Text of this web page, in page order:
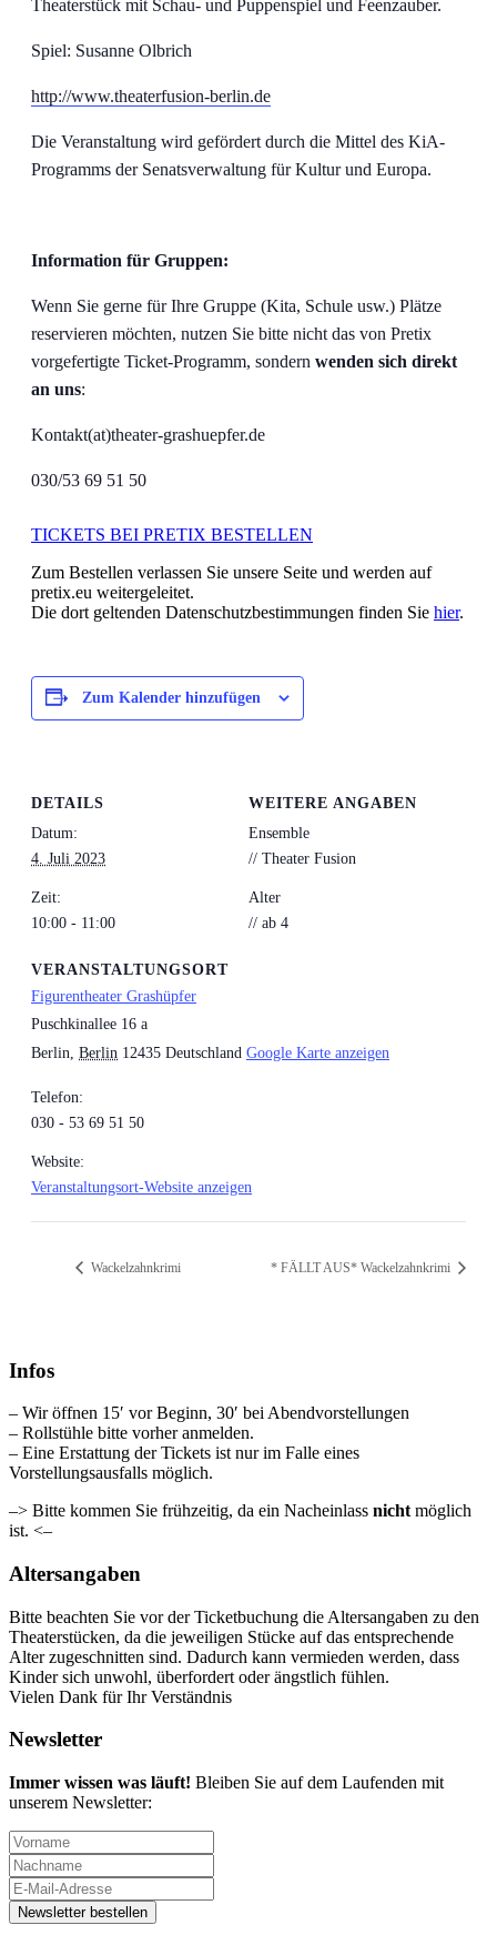
Theaterstück mit Schau- und Puppenspiel und Feenzauber.
Spiel: Susanne Olbrich
http://www.theaterfusion-berlin.de
Die Veranstaltung wird gefördert durch die Mittel des KiA-
Programms der Senatsverwaltung für Kultur und Europa.
Information für Gruppen:
Wenn Sie gerne für Ihre Gruppe (Kita, Schule usw.) Plätze
reservieren möchten, nutzen Sie bitte nicht das von Pretix
vorgefertigte Ticket-Programm, sondern wenden sich direkt
an uns:
Kontakt(at)theater-grashuepfer.de
030/53 69 51 50
TICKETS BEI PRETIX BESTELLEN
Zum Bestellen verlassen Sie unsere Seite und werden auf
pretix.eu weitergeleitet.
Die dort geltenden Datenschutzbestimmungen finden Sie hier.
Zum Kalender hinzufügen
DETAILS
Datum:
4. Juli 2023
Zeit:
10:00 - 11:00
VERANSTALTUNGSORT
Figurentheater Grashüpfer
Puschkinallee 16 a
Berlin Berlin 12435 Deutschland Google Karte anzeigen
Telefon:
030 - 53 69 51 50
Website:
Veranstaltungsort-Website anzeigen
WEITERE ANGABEN
Ensemble
// Theater Fusion
Alter
// ab 4
Wackelzahnkrimi * FÄLLT AUS* Wackelzahnkrimi
Infos
– Wir öffnen 15′ vor Beginn, 30′ bei Abendvorstellungen
– Rollstühle bitte vorher anmelden.
– Eine Erstattung der Tickets ist nur im Falle eines
Vorstellungsausfalls möglich.
–> Bitte kommen Sie frühzeitig, da ein Nacheinlass nicht möglich
ist. <–
Altersangaben
Bitte beachten Sie vor der Ticketbuchung die Altersangaben zu den
Theaterstücken, da die jeweiligen Stücke auf das entsprechende
Alter zugeschnitten sind. Dadurch kann vermieden werden, dass
Kinder sich unwohl, überfordert oder ängstlich fühlen.
Vielen Dank für Ihr Verständnis
Newsletter
Immer wissen was läuft! Bleiben Sie auf dem Laufenden mit
unserem Newsletter: